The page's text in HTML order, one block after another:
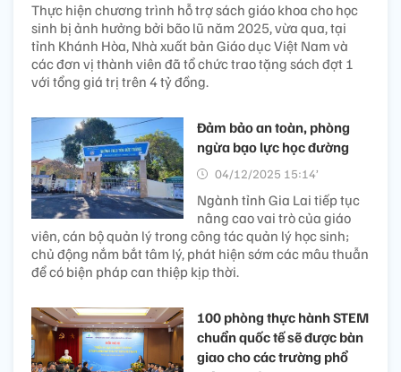
Thực hiện chương trình hỗ trợ sách giáo khoa cho học
sinh bị ảnh hưởng bởi bão lũ năm 2025, vừa qua, tại
tỉnh Khánh Hòa, Nhà xuất bản Giáo dục Việt Nam và
các đơn vị thành viên đã tổ chức trao tặng sách đợt 1
với tổng giá trị trên 4 tỷ đồng.
Đảm bảo an toàn, phòng
ngừa bạo lực học đường
04/12/2025 15:14’
Ngành tỉnh Gia Lai tiếp tục
nâng cao vai trò của giáo
viên, cán bộ quản lý trong công tác quản lý học sinh;
chủ động nắm bắt tâm lý, phát hiện sớm các mâu thuẫn
để có biện pháp can thiệp kịp thời.
100 phòng thực hành STEM
chuẩn quốc tế sẽ được bàn
giao cho các trường phổ